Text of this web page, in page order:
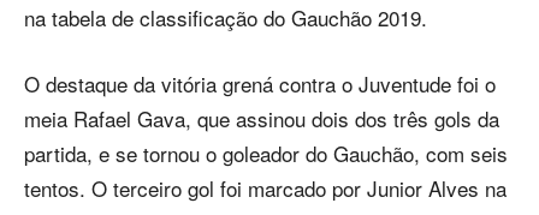
na tabela de classificação do Gauchão 2019.
O destaque da vitória grená contra o Juventude foi o
meia Rafael Gava, que assinou dois dos três gols da
partida, e se tornou o goleador do Gauchão, com seis
tentos. O terceiro gol foi marcado por Junior Alves na